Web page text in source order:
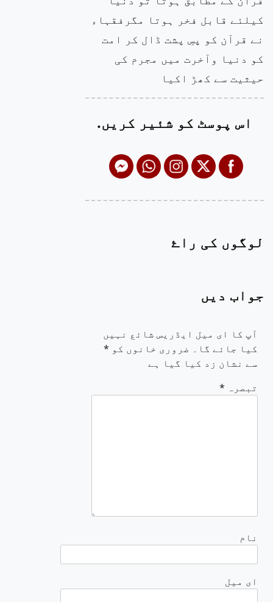
کیلئے قابل فخر ہوتا مگرفقہاء
نے قرآن کو پسِ پشت ڈال کر امت
کو دنیا وآخرت میں مجرم کی
حیثیت سے کھڑ اکیا
اس پوسٹ کو شئیر کریں.
لوگوں کی راۓ
جواب دیں
آپ کا ای میل ایڈریس شائع نہیں
کیا جائے گا۔ ضروری خانوں کو *
سے نشان زد کیا گیا ہے
تبصرہ *
نام
ای میل